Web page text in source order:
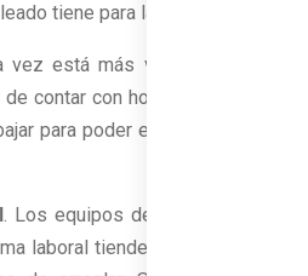
tiene para la compañía.
vez está más valorado por el
contar con horarios flexibles
para poder equilibrar la vida
. Los equipos de trabajo en los
laboral tienden a romperse y